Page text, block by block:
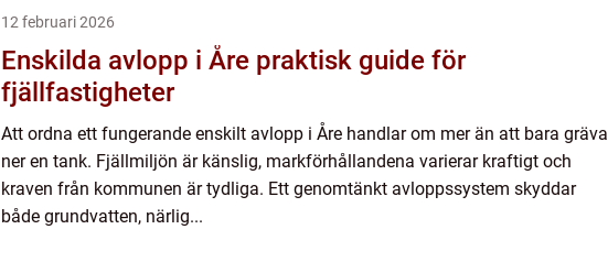
12 februari 2026
Enskilda avlopp i Åre praktisk guide för
fjällfastigheter
Att ordna ett fungerande enskilt avlopp i Åre handlar om mer än att bara gräva
ner en tank. Fjällmiljön är känslig, markförhållandena varierar kraftigt och
kraven från kommunen är tydliga. Ett genomtänkt avloppssystem skyddar
både grundvatten, närlig...